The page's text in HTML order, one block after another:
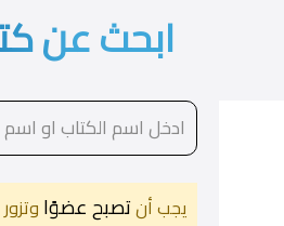
ابحث عن
يجب أنتصبح عضوًا